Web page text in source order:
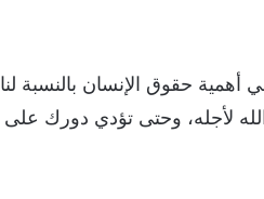
أهمية حقوق الإنسان بالنسبة لنا
لأجله، وحتى تؤدي دورك على